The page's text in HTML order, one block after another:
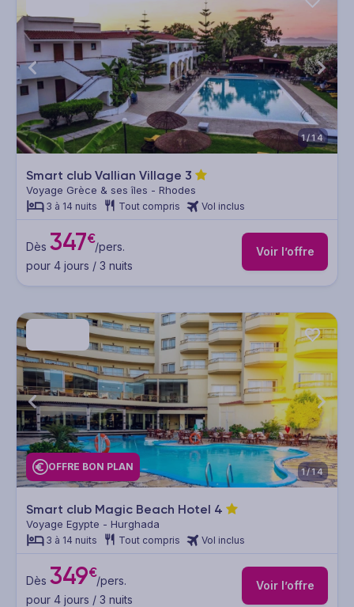
1/14
Smart club Vallian Village 3
Voyage Grèce & ses îles - Rhodes
3 à 14 nuits Tout compris Vol inclus
Dès 347€/pers.
pour 4 jours / 3 nuits
Voir l’offre
OFFRE BON PLAN 1/14
Smart club Magic Beach Hotel 4
Voyage Egypte - Hurghada
3 à 14 nuits Tout compris Vol inclus
Dès 349€/pers.
pour 4 jours / 3 nuits
Voir l’offre